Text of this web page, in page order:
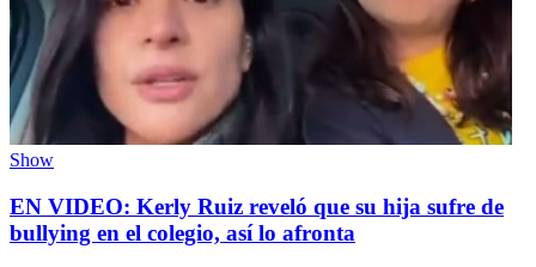
Show
EN VIDEO: Kerly Ruiz reveló que su hija sufre de
bullying en el colegio, así lo afronta